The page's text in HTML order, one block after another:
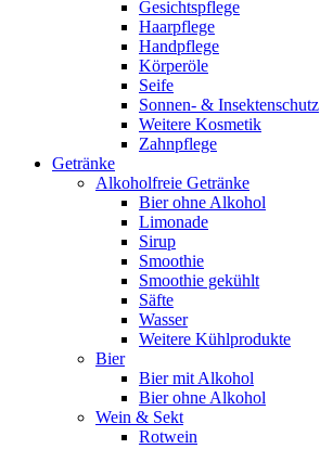
Gesichtspflege
Haarpflege
Handpflege
Körperöle
Seife
Sonnen- & Insektenschutz
Weitere Kosmetik
Zahnpflege
Getränke
Alkoholfreie Getränke
Bier ohne Alkohol
Limonade
Sirup
Smoothie
Smoothie gekühlt
Säfte
Wasser
Weitere Kühlprodukte
Bier
Bier mit Alkohol
Bier ohne Alkohol
Wein & Sekt
Rotwein